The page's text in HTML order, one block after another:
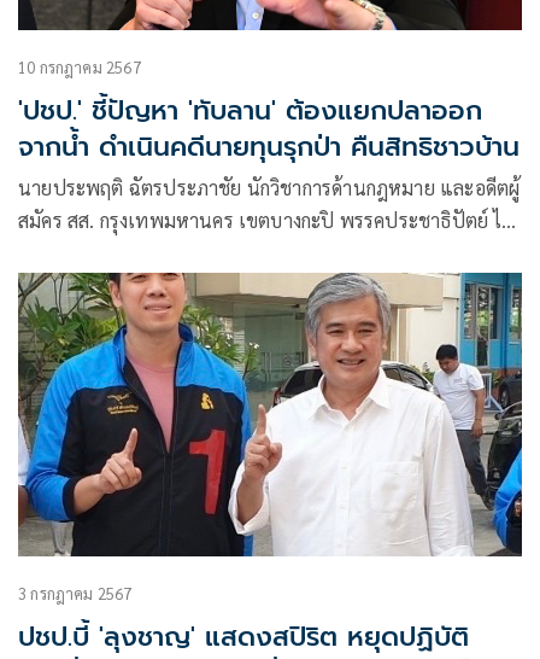
10 กรกฎาคม 2567
'ปชป.' ชี้ปัญหา 'ทับลาน' ต้องแยกปลาออก
จากน้ำ ดำเนินคดีนายทุนรุกป่า คืนสิทธิชาวบ้าน
นายประพฤติ ฉัตรประภาชัย นักวิชาการด้านกฎหมาย และอดีตผู้
สมัคร สส. กรุงเทพมหานคร เขตบางกะปิ พรรคประชาธิปัตย์ ได้
3 กรกฎาคม 2567
ปชป.บี้ 'ลุงชาญ' แสดงสปิริต หยุดปฏิบัติ